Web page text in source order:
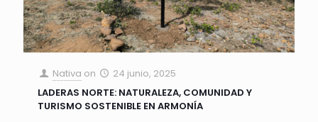
Nativa on
24 junio, 2025
LADERAS NORTE: NATURALEZA, COMUNIDAD Y
TURISMO SOSTENIBLE EN ARMONÍA